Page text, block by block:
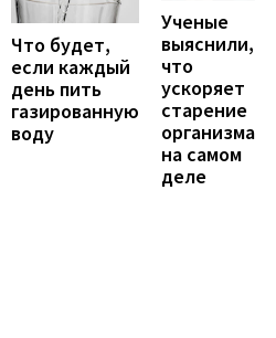
Что будет,
если каждый
день пить
газированную
воду
Ученые
выяснили,
что
ускоряет
старение
организма
на самом
деле